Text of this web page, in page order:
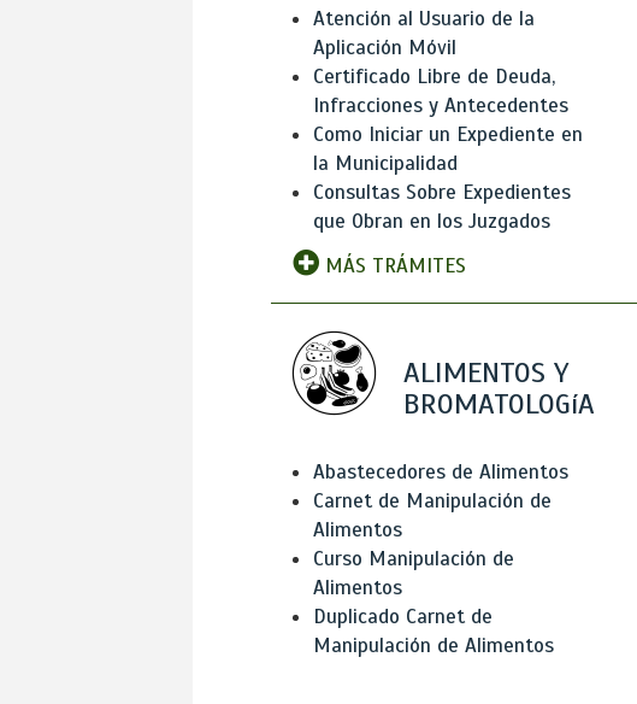
Atención al Usuario de la
Aplicación Móvil
Certificado Libre de Deuda,
Infracciones y Antecedentes
Como Iniciar un Expediente en
la Municipalidad
Consultas Sobre Expedientes
que Obran en los Juzgados
MÁS TRÁMITES
ALIMENTOS Y
BROMATOLOGíA
Abastecedores de Alimentos
Carnet de Manipulación de
Alimentos
Curso Manipulación de
Alimentos
Duplicado Carnet de
Manipulación de Alimentos